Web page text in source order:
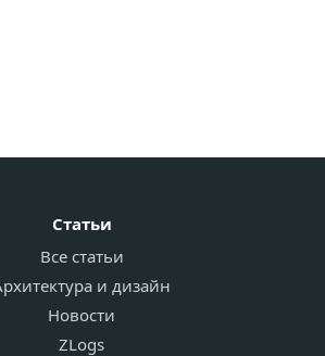
Статьи
Все статьи
и дизайн
Новости
ZLogs